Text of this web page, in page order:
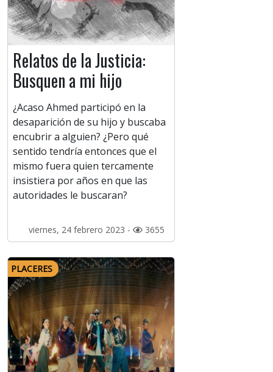
Relatos de la Justicia:
Busquen a mi hijo
¿Acaso Ahmed participó en la
desaparición de su hijo y buscaba
encubrir a alguien? ¿Pero qué
sentido tendría entonces que el
mismo fuera quien tercamente
insistiera por años en que las
autoridades le buscaran?
viernes, 24 febrero 2023 - 3655
PLACERES